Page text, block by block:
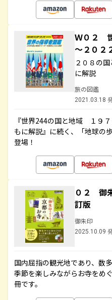
Ｗ０２
～２０２
２０８の
に解説
旅の図鑑
2021.03.18
『世界244の国と地域 １９
もに解説』に続く、「地球の
登場！
０２ 御
訂版
御朱印
2025.10.09
国内屈指の観光地であり、数
季節を楽しみながらお寺をめ
冊です。